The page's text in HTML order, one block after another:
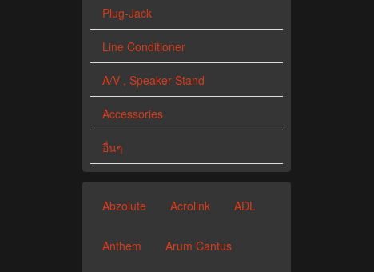
Plug-Jack
Line Conditioner
A/V , Speaker Stand
Accessories
อื่นๆ
Abzolute Acrolink ADL
Anthem Arum Cantus